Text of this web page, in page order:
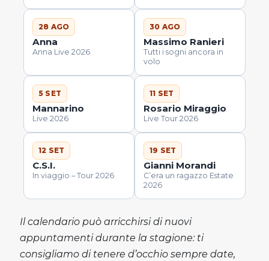
28 AGO
Anna
Anna Live 2026
30 AGO
Massimo Ranieri
Tutti i sogni ancora in
volo
5 SET
Mannarino
Live 2026
11 SET
Rosario Miraggio
Live Tour 2026
12 SET
C.S.I.
In viaggio – Tour 2026
19 SET
Gianni Morandi
C’era un ragazzo Estate
2026
Il calendario può arricchirsi di nuovi
appuntamenti durante la stagione: ti
consigliamo di tenere d’occhio sempre date,